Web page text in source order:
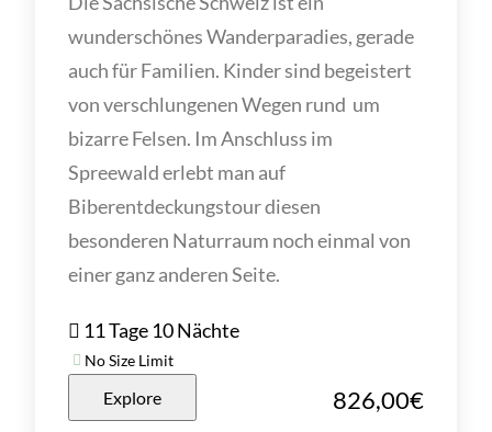
wunderschönes Wanderparadies, gerade
auch für Familien. Kinder sind begeistert
von verschlungenen Wegen rund um
bizarre Felsen. Im Anschluss im
Spreewald erlebt man auf
Biberentdeckungstour diesen
besonderen Naturraum noch einmal von
einer ganz anderen Seite.
11 Tage 10 Nächte
No Size Limit
Explore 826,00€